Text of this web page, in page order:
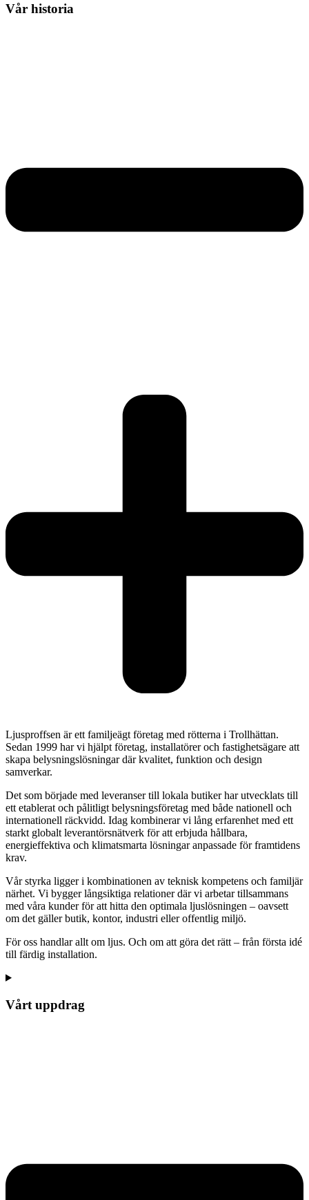
Vår historia
Ljusproffsen är ett familjeägt företag med rötterna i Trollhättan.
Sedan 1999 har vi hjälpt företag, installatörer och fastighetsägare att
skapa belysningslösningar där kvalitet, funktion och design
samverkar.
Det som började med leveranser till lokala butiker har utvecklats till
ett etablerat och pålitligt belysningsföretag med både nationell och
internationell räckvidd. Idag kombinerar vi lång erfarenhet med ett
starkt globalt leverantörsnätverk för att erbjuda hållbara,
energieffektiva och klimatsmarta lösningar anpassade för framtidens
krav.
Vår styrka ligger i kombinationen av teknisk kompetens och familjär
närhet. Vi bygger långsiktiga relationer där vi arbetar tillsammans
med våra kunder för att hitta den optimala ljuslösningen – oavsett
om det gäller butik, kontor, industri eller offentlig miljö.
För oss handlar allt om ljus. Och om att göra det rätt – från första idé
till färdig installation.
Vårt uppdrag